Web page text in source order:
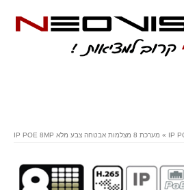
» מערכת 8 מצלמות אבטחה צבע מלא IP POE 8MP